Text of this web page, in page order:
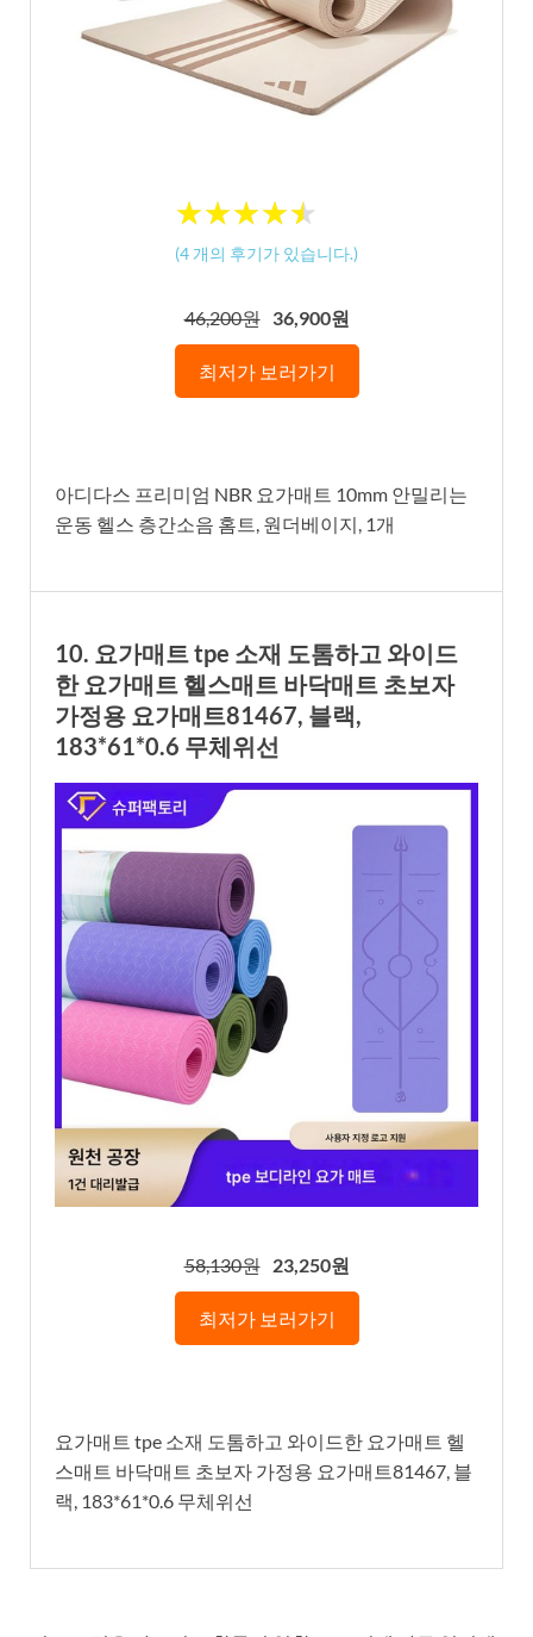
★★★★★
★★★★★
(4 개의 후기가 있습니다.)
46,200원 36,900원
최저가 보러가기
아디다스 프리미엄 NBR 요가매트 10mm 안밀리는
운동 헬스 층간소음 홈트, 원더베이지, 1개
10. 요가매트 tpe 소재 도톰하고 와이드
한 요가매트 헬스매트 바닥매트 초보자
가정용 요가매트81467, 블랙,
183*61*0.6 무체위선
58,130원 23,250원
최저가 보러가기
요가매트 tpe 소재 도톰하고 와이드한 요가매트 헬
스매트 바닥매트 초보자 가정용 요가매트81467, 블
랙, 183*61*0.6 무체위선